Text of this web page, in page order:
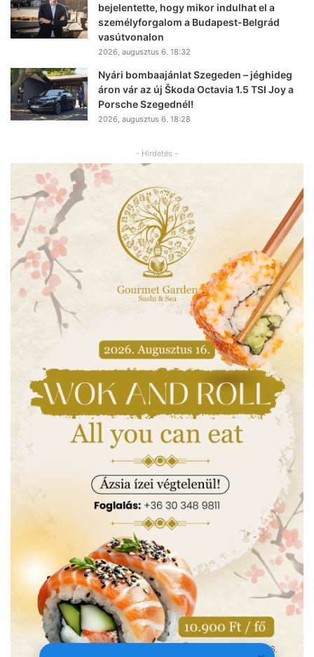
bejelentette, hogy mikor indulhat el a
személyforgalom a Budapest-Belgrád
vasútvonalon
2026, augusztus 6. 18:32
Nyári bombaajánlat Szegeden – jéghideg
áron vár az új Škoda Octavia 1.5 TSI Joy a
Porsche Szegednél!
2026, augusztus 6. 18:28
- Hirdetés -